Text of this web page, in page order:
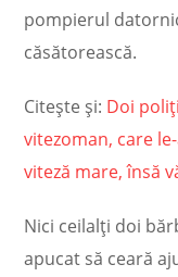
pompierul
căsătorească.
Citește și: Doi
vitezoman, care
viteză mare, însă
Nici ceilalţi doi
apucat să ceară